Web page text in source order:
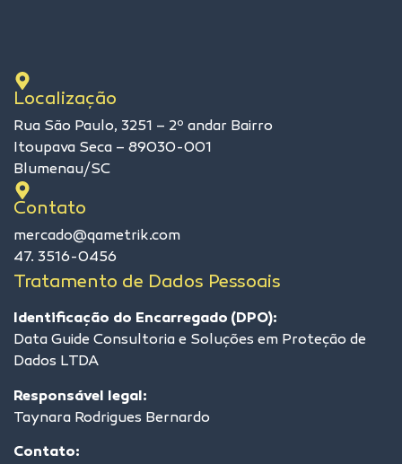
Localização
Rua São Paulo, 3251 – 2º andar Bairro
Itoupava Seca – 89030-001
Blumenau/SC
Contato
mercado@qametrik.com
47. 3516-0456
Tratamento de Dados Pessoais
Identificação do Encarregado (DPO):
Data Guide Consultoria e Soluções em Proteção de
Dados LTDA
Responsável legal:
Taynara Rodrigues Bernardo
Contato: